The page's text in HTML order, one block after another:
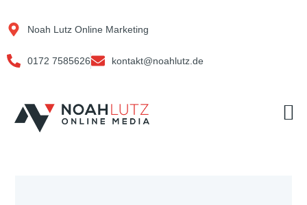
Inhalt
springen
Noah Lutz Online Marketing
0172 7585626 kontakt@noahlutz.de